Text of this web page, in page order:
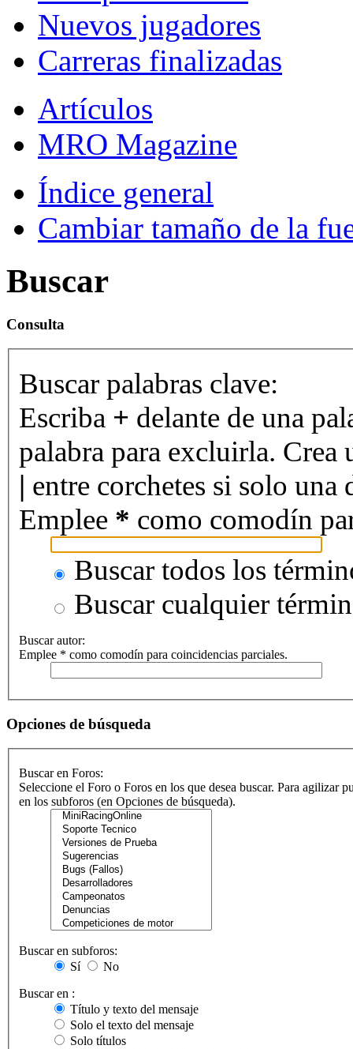
Nuevos jugadores
Carreras finalizadas
Artículos
MRO Magazine
Índice general
Cambiar tamaño de la
Buscar
Consulta
Buscar palabras clave:
Escriba + delante de una
palabra para excluirla. Crea
| entre corchetes si solo una
Emplee * como comodín
Buscar todos los
Buscar cualquier
Buscar autor:
Emplee * como comodín para coincidencias parciales.
Opciones de búsqueda
Buscar en Foros:
Seleccione el Foro o Foros en los que desea buscar. Para agilizar
en los subforos (en Opciones de búsqueda).
Buscar en subforos:
Sí
No
Buscar en :
Título y texto del mensaje
Solo el texto del mensaje
Solo títulos